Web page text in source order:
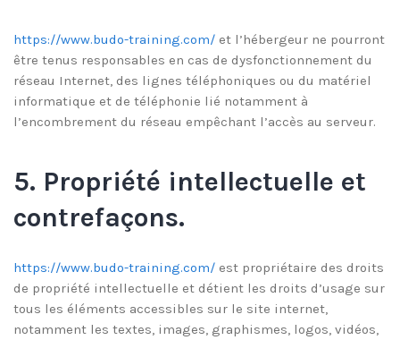
https://www.budo-training.com/ et l’hébergeur ne pourront
être tenus responsables en cas de dysfonctionnement du
réseau Internet, des lignes téléphoniques ou du matériel
informatique et de téléphonie lié notamment à
l’encombrement du réseau empêchant l’accès au serveur.
5. Propriété intellectuelle et
contrefaçons.
https://www.budo-training.com/ est propriétaire des droits
de propriété intellectuelle et détient les droits d’usage sur
tous les éléments accessibles sur le site internet,
notamment les textes, images, graphismes, logos, vidéos,